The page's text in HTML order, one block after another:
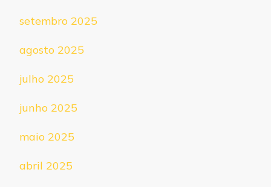
setembro 2025
agosto 2025
julho 2025
junho 2025
maio 2025
abril 2025